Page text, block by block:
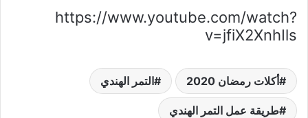
https://www.youtube.com/watch?
v=jfiX2XnhIls
أكلات رمضان 2020 التمر الهندي
طريقة عمل التمر الهندي